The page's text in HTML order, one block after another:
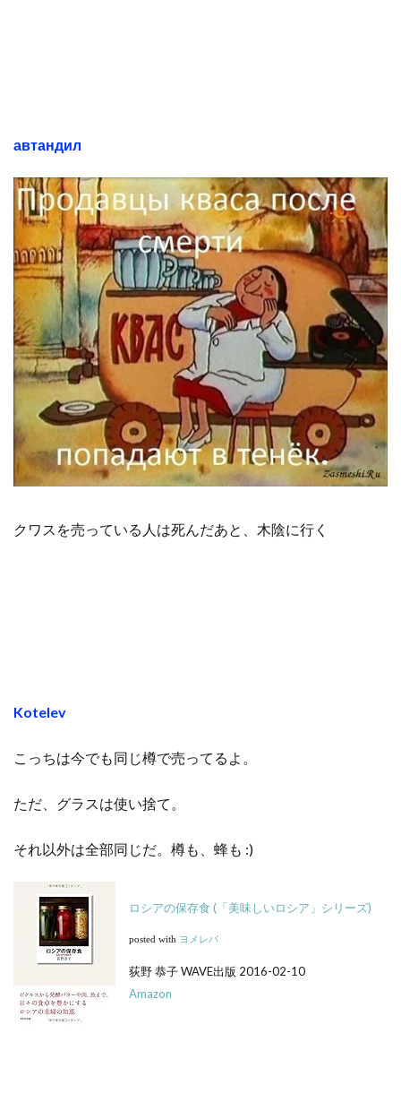
автандил
クワスを売っている人は死んだあと、木陰に行く
Kotelev
こっちは今でも同じ樽で売ってるよ。
ただ、グラスは使い捨て。
それ以外は全部同じだ。樽も、蜂も :)
ロシアの保存食 (「美味しいロシア」シリーズ)
posted with ヨメレバ
荻野 恭子 WAVE出版 2016-02-10
Amazon